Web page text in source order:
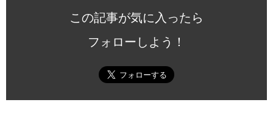
この記事が気に入ったら
フォローしよう！